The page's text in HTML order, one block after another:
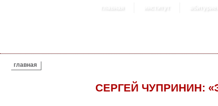
главная институт
ВЫ ЗДЕСЬ
главная
СЕРГЕЙ ЧУПРИНИН: